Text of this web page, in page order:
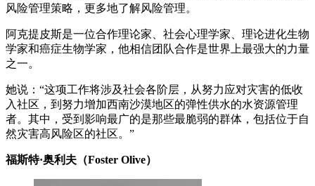
风险管理策略，更多地了解风险管理。
阿克提皮斯是一位合作理论家、社会心理学家、理论进化生物
学家和癌症生物学家，他相信团队合作是世界上最强大的力量
之一。
她说：“这项工作将涉及社会各阶层，从努力应对灾害的低收
入社区，到努力增加西南沙漠地区的弹性供水的水资源管理
者。其中，受到影响最广的是那些最脆弱的群体，包括位于自
然灾害高风险区的社区。”
福斯特·奥利夫（Foster Olive）